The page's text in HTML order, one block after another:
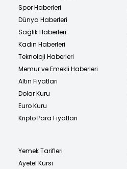
Spor Haberleri
Dünya Haberleri
Sağlık Haberleri
Kadın Haberleri
Teknoloji Haberleri
Memur ve Emekli Haberleri
Altın Fiyatları
Dolar Kuru
Euro Kuru
Kripto Para Fiyatları
Yemek Tarifleri
Ayetel Kürsi